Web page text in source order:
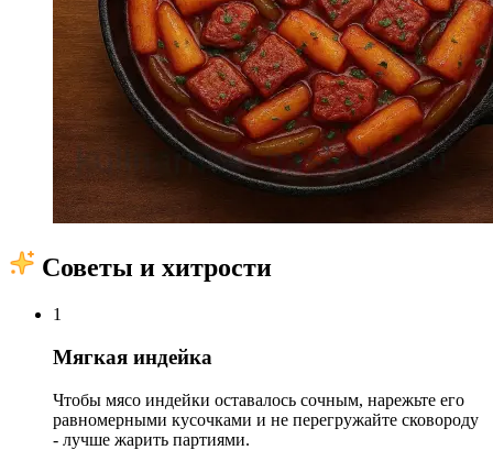
Советы и хитрости
1
Мягкая индейка
Чтобы мясо индейки оставалось сочным, нарежьте его
равномерными кусочками и не перегружайте сковороду
- лучше жарить партиями.